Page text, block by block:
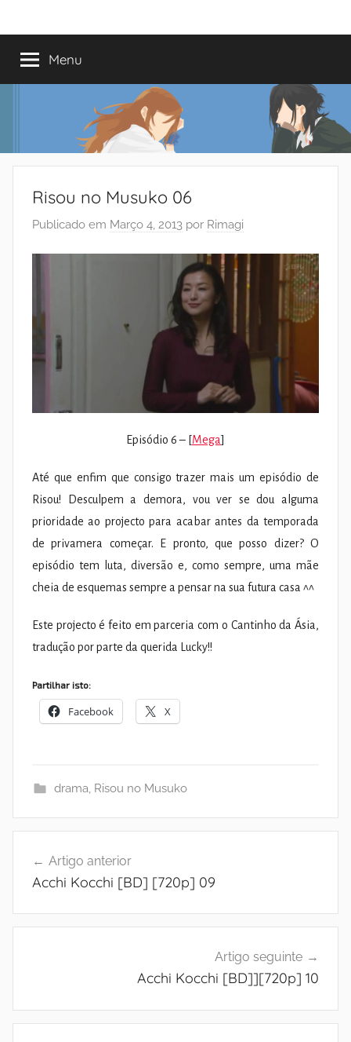
paraMundo
do
Shoujo
anos
a
romances
Menu
Risou no Musuko 06
Publicado em Março 4, 2013 por Rimagi
Episódio 6 – [Mega]
Até que enfim que consigo trazer mais um episódio de
Risou! Desculpem a demora, vou ver se dou alguma
prioridade ao projecto para acabar antes da temporada
de privamera começar. E pronto, que posso dizer? O
episódio tem luta, diversão e, como sempre, uma mãe
cheia de esquemas sempre a pensar na sua futura casa ^^
Este projecto é feito em parceria com o Cantinho da Ásia,
tradução por parte da querida Lucky!!
Partilhar isto:
Facebook X
drama Risou no Musuko
Artigo anterior
Acchi Kocchi [BD] [720p] 09
Artigo seguinte
Acchi Kocchi [BD]][720p] 10